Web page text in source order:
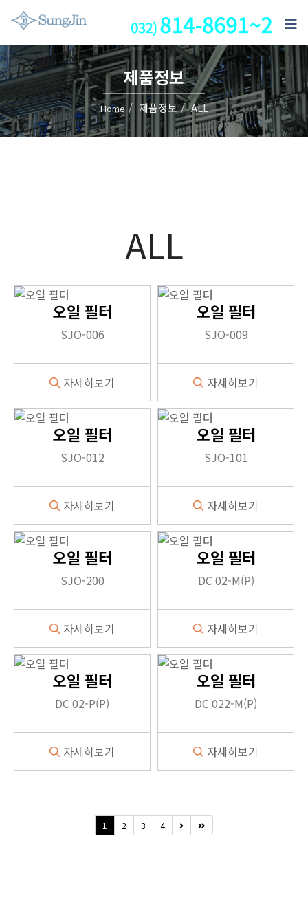
제품정보
Home 제품정보 ALL
ALL
오일 필터
SJO-006
1 자세히보기
오일 필터
SJO-009
1 자세히보기
오일 필터
SJO-012
1 자세히보기
오일 필터
SJO-101
1 자세히보기
오일 필터
SJO-200
1 자세히보기
오일 필터
DC 02-M(P)
1 자세히보기
오일 필터
DC 02-P(P)
1 자세히보기
오일 필터
DC 022-M(P)
1 자세히보기
1 2 3 4